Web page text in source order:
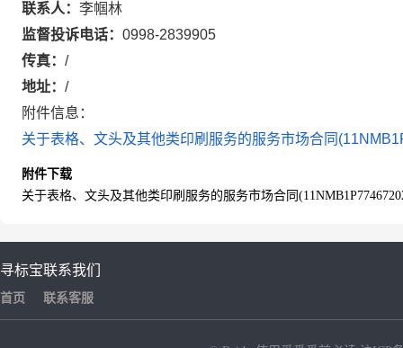
联系人： 李帼林
监督投诉电话： 0998-2839905
传真： /
地址： /
附件信息：
关于表格、文头及其他类印刷服务的服务市场合同
附件下载
关于表格、文头及其他类印刷服务的服务市场合同
寻标宝
首页
联系我们
联系客服